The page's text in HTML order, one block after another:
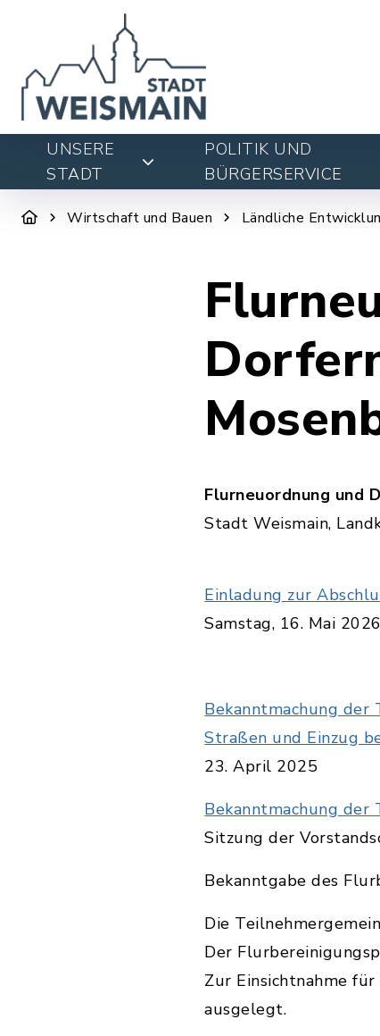
UNSERE
STADT
POLITIK UND
BÜRGERSERVICE
Wirtschaft und Bauen Ländliche
Flurneuordnung und
Stadt Weismain,
Einladung zur
Samstag, 16. Mai
Bekanntmachung
Straßen und Einzug
23. April 2025
Bekanntmachung der
Sitzung der
Bekanntgabe des
Die
Der
Zur Einsichtnahme
ausgelegt.